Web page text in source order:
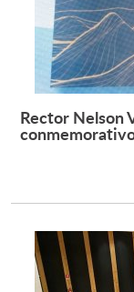
Rector Nelson